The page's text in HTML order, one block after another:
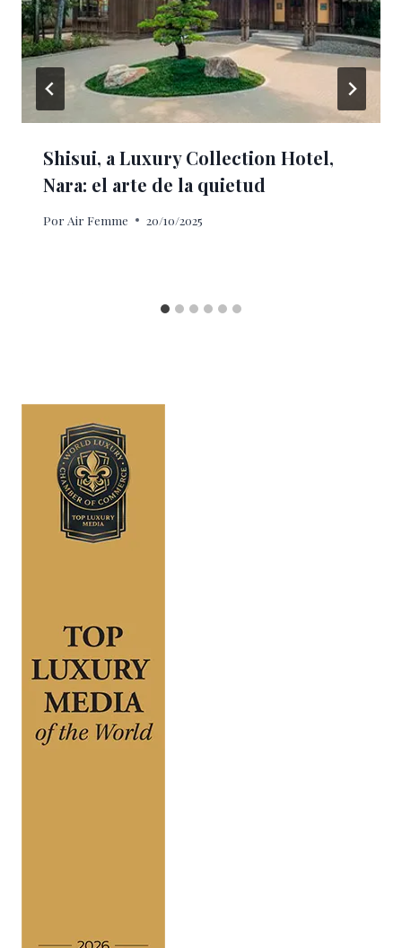
Shisui, a Luxury Collection Hotel,
Nara: el arte de la quietud
Por Air Femme 20/10/2025